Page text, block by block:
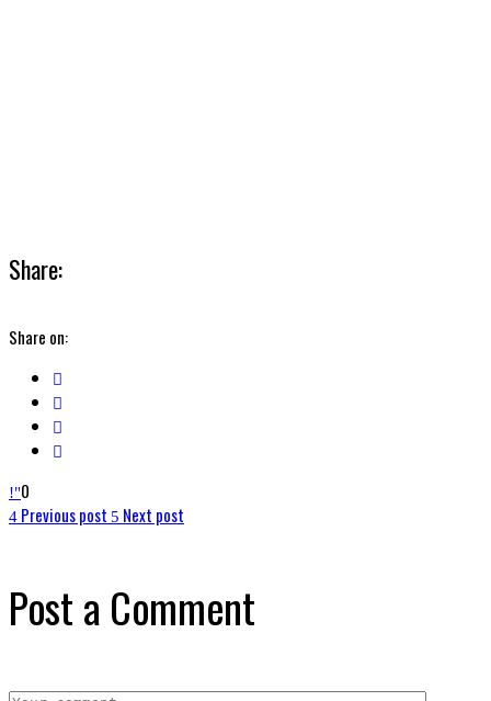
Share:
Share on:
0
Previous post
Next post
Post a Comment